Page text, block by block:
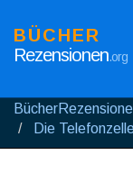
BÜCHER
Rezensionen.org
Die